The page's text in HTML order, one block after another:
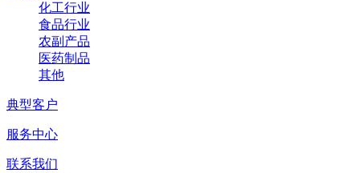
化工行业
食品行业
农副产品
医药制品
其他
典型客户
服务中心
联系我们